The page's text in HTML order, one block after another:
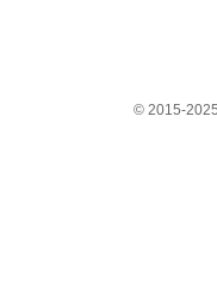
© 2015-2025